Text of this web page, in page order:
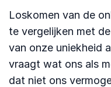
Loskomen van de
te vergelijken met
van onze uniekheid
vraagt wat ons als
dat niet ons